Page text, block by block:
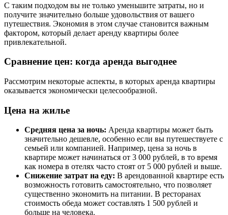
С таким подходом вы не только уменьшите затраты, но и
получите значительно больше удовольствия от вашего
путешествия. Экономия в этом случае становится важным
фактором, который делает аренду квартиры более
привлекательной.
Сравнение цен: когда аренда выгоднее
Рассмотрим некоторые аспекты, в которых аренда квартиры
оказывается экономически целесообразной.
Цена на жилье
Средняя цена за ночь: Аренда квартиры может быть
значительно дешевле, особенно если вы путешествуете с
семьей или компанией. Например, цена за ночь в
квартире может начинаться от 3 000 рублей, в то время
как номера в отелях часто стоят от 5 000 рублей и выше.
Снижение затрат на еду: В арендованной квартире есть
возможность готовить самостоятельно, что позволяет
существенно экономить на питании. В ресторанах
стоимость обеда может составлять 1 500 рублей и
больше на человека.